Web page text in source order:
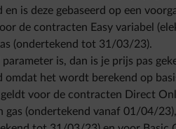
en is deze gebaseerd op een
de contracten Easy variabel
(ondertekend tot 31/03/23).
is, dan is je prijs pas
omdat het wordt berekend op
voor de contracten Direct
gas (ondertekend vanaf 01/04/